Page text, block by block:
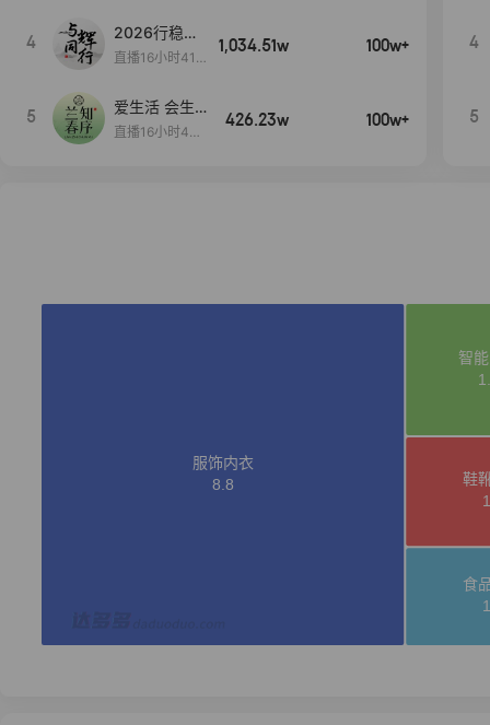
4
2026行稳致
远
直播16小时41
1,034.51w 100w+
5
爱生活 会生
活
直播16小时45
426.23w 100w+
4
5